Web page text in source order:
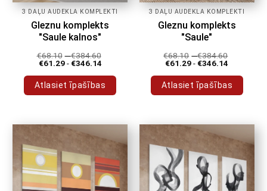
3 DAĻU AUDEKLA KOMPLEKTI
Gleznu komplekts
"Saule kalnos"
€68.10 -€384.60
€61.29-€346.14
Atlasiet īpašības
ir
vairāki
varianti.
Variantus
var
izvēlēties
3 DAĻU AUDEKLA KOMPLEKTI
Gleznu komplekts
"Saule"
€68.10 -€384.60
€61.29-€346.14
Atlasiet īpašības
ir
vairāki
varianti.
Variantus
var
izvēlēties